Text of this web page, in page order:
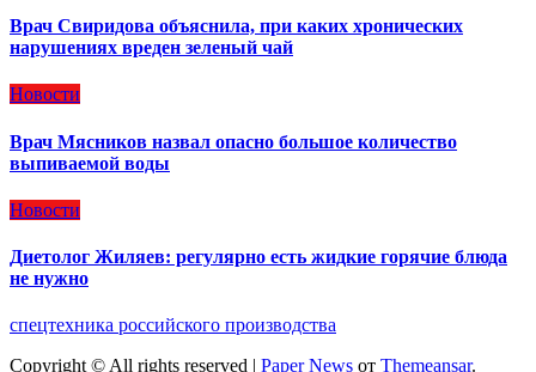
Врач Свиридова объяснила, при каких хронических
нарушениях вреден зеленый чай
Новости
Врач Мясников назвал опасно большое количество
выпиваемой воды
Новости
Диетолог Жиляев: регулярно есть жидкие горячие блюда
не нужно
спецтехника российского производства
Copyright © All rights reserved | Paper News от Themeansar.